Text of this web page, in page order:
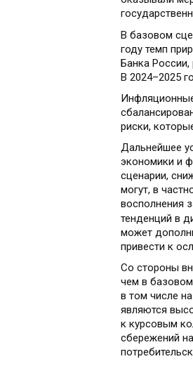
В базовом
году темп
Банка России,
В 2024–2025
риски,
Дальнейшее
экономики и
сценарии,
могут, в
восполнения
тенденций в
может
привести к
Со стороны
чем в базовом
в том числе
являются
к курсовым
сбережений